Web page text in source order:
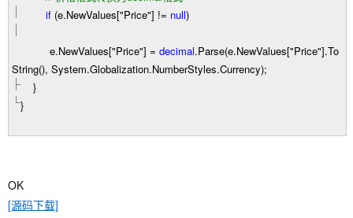
if (e.NewValues["Price"] != null)
e.NewValues["Price"] = decimal.Parse(e.NewValues["Price"].To
String(), System.Globalization.NumberStyles.Currency);
}
}
OK
[源码下载]